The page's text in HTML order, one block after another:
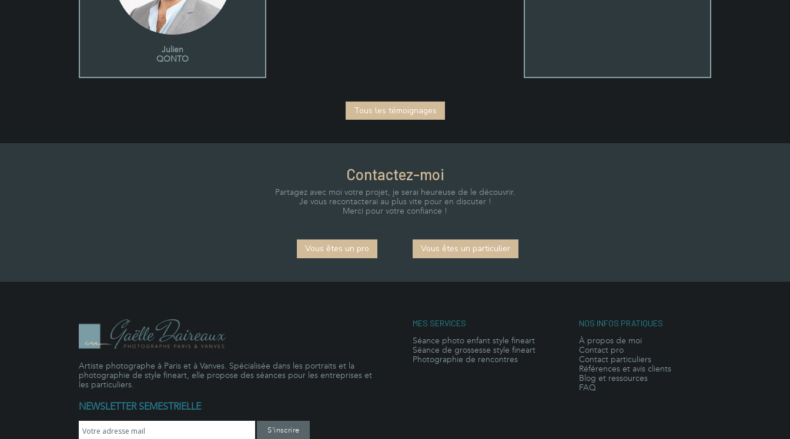
Julien
QONTO
Tous les témoignages
Contactez-moi
Partagez avec moi votre projet, je serai heureuse de le découvrir.
Je vous recontacterai au plus vite pour en discuter !
Merci pour votre confiance !
Vous êtes un pro Vous êtes un particulier
Artiste photographe à Paris et à Vanves. Spécialisée dans les portraits et la
photographie de style fineart, elle propose des séances pour les entreprises et
les particuliers.
NEWSLETTER SEMESTRIELLE
MES SERVICES
Séance photo enfant style fineart
Séance de grossesse style fineart
Photographie de rencontres
NOS INFOS PRATIQUES
À propos de moi
Contact pro
Contact particuliers
Références et avis clients
Blog et ressources
FAQ